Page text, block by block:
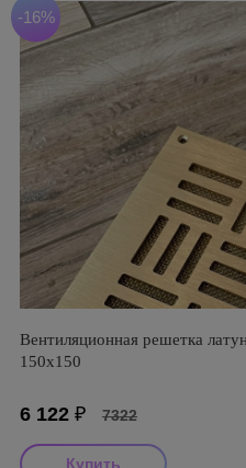
-16%
Вентиляционная решетка
150х150
6 122 ₽ 7322